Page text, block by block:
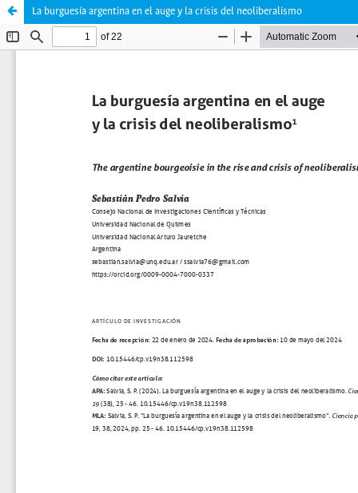
La burguesía argentina en el auge y la crisis del neoliberalismo